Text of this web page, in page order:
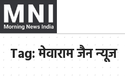
Tag:मेवाराम जैन न्यूज